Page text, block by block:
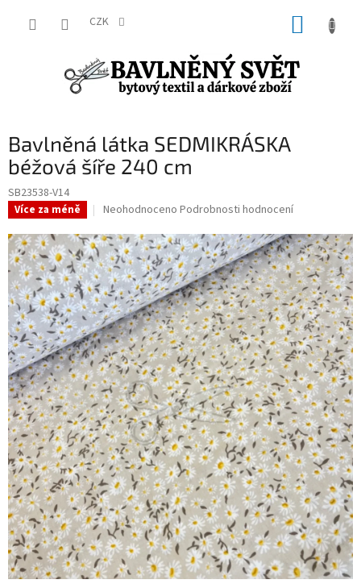
CZK
Bavlněná látka SEDMIKRÁSKA
béžová šíře 240 cm
SB23538-V14
Více za méně
Průměrné
produktu
je
0,0
z
5
hvězdiček.
Neohodnoceno Podrobnosti hodnocení